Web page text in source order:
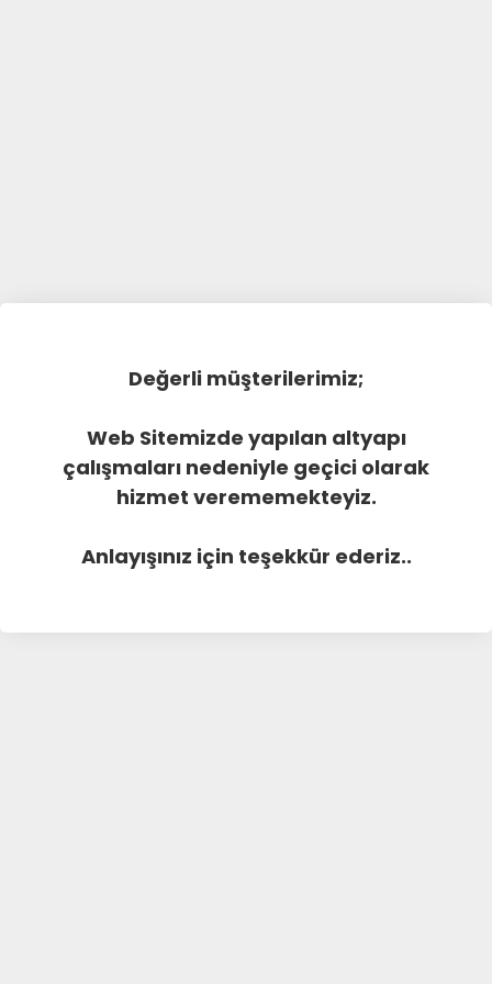
Değerli müşterilerimiz;
Web Sitemizde yapılan altyapı
çalışmaları nedeniyle geçici olarak
hizmet verememekteyiz.
Anlayışınız için teşekkür ederiz..